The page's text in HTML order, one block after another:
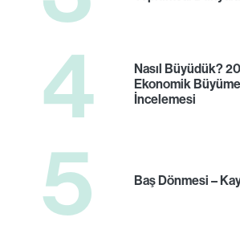
4
Nasıl Büyüdük?
Ekonomik
İncelemesi
5 Baş Dönmesi –